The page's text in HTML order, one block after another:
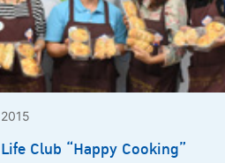
Club “Happy Cooking”